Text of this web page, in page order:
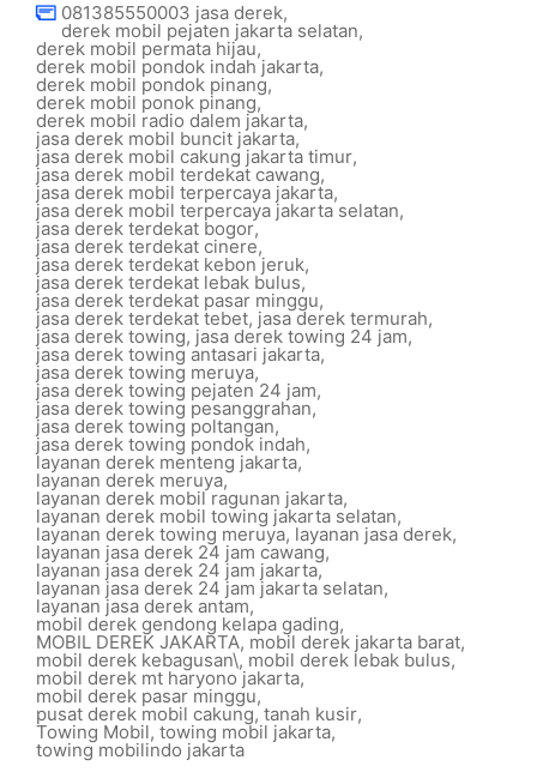
081385550003 jasa derek,
derek mobil pejaten jakarta selatan,
derek mobil permata hijau,
derek mobil pondok indah jakarta,
derek mobil pondok pinang,
derek mobil ponok pinang,
derek mobil radio dalem jakarta,
jasa derek mobil buncit jakarta,
jasa derek mobil cakung jakarta timur,
jasa derek mobil terdekat cawang,
jasa derek mobil terpercaya jakarta,
jasa derek mobil terpercaya jakarta selatan,
jasa derek terdekat bogor,
jasa derek terdekat cinere,
jasa derek terdekat kebon jeruk,
jasa derek terdekat lebak bulus,
jasa derek terdekat pasar minggu,
jasa derek terdekat tebet, jasa derek termurah,
jasa derek towing, jasa derek towing 24 jam,
jasa derek towing antasari jakarta,
jasa derek towing meruya,
jasa derek towing pejaten 24 jam,
jasa derek towing pesanggrahan,
jasa derek towing poltangan,
jasa derek towing pondok indah,
layanan derek menteng jakarta,
layanan derek meruya,
layanan derek mobil ragunan jakarta,
layanan derek mobil towing jakarta selatan,
layanan derek towing meruya, layanan jasa derek,
layanan jasa derek 24 jam cawang,
layanan jasa derek 24 jam jakarta,
layanan jasa derek 24 jam jakarta selatan,
layanan jasa derek antam,
mobil derek gendong kelapa gading,
MOBIL DEREK JAKARTA, mobil derek jakarta barat,
mobil derek kebagusan\, mobil derek lebak bulus,
mobil derek mt haryono jakarta,
mobil derek pasar minggu,
pusat derek mobil cakung, tanah kusir,
Towing Mobil, towing mobil jakarta,
towing mobilindo jakarta